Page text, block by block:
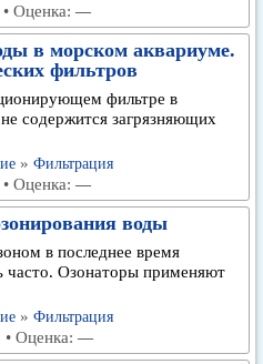
Оценка: —
в морском аквариуме.
фильтров
фильтре в
содержится загрязняющих
» Фильтрация
Оценка: —
воды
в последнее время
часто. Озонаторы применяют
» Фильтрация
Оценка: —